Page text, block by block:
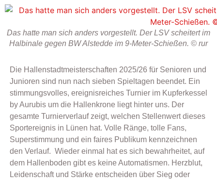
Das hatte man sich anders vorgestellt. Der LSV scheitert im
Halbinale gegen BW Alstedde im 9-Meter-Schießen. © rur
Die Hallenstadtmeisterschaften 2025/26 für Senioren und
Junioren sind nun nach sieben Spieltagen beendet. Ein
stimmungsvolles, ereignisreiches Turnier im Kupferkessel
by Aurubis um die Hallenkrone liegt hinter uns. Der
gesamte Turnierverlauf zeigt, welchen Stellenwert dieses
Sportereignis in Lünen hat. Volle Ränge, tolle Fans,
Superstimmung und ein faires Publikum kennzeichnen
den Verlauf. Wieder einmal hat es sich bewahrheitet, auf
dem Hallenboden gibt es keine Automatismen. Herzblut,
Leidenschaft und Stärke entscheiden über Sieg oder